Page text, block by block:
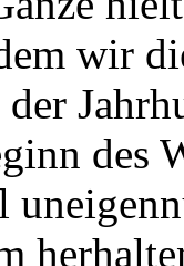
wir
des